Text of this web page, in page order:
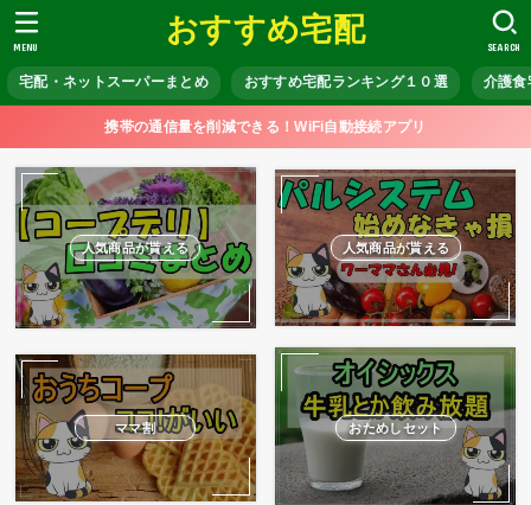
おすすめ宅配
宅配・ネットスーパーまとめ おすすめ宅配ランキング１０選 介護食
SEARCH
MENU
携帯の通信量を削減できる！WiFi自動接続アプリ
人気商品が貰える 人気商品が貰える
ママ割 おためしセット